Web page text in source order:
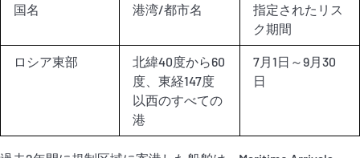
国名 港湾/都市名
指定されたリス
ク期間
ロシア東部
北緯40度から60
度、東経147度
以西のすべての
港
7月1日～9月30
日